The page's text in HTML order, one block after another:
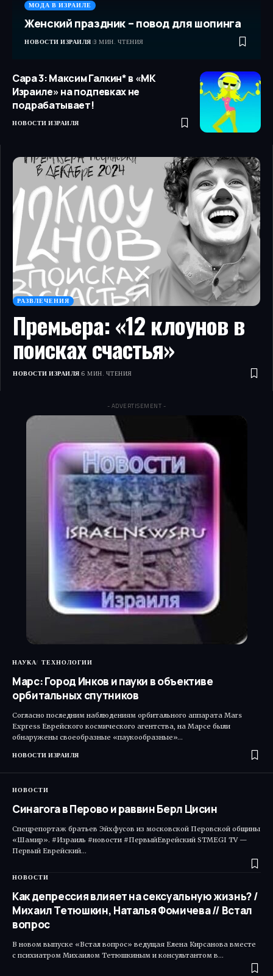
МОДА В ИЗРАИЛЕ
Женский праздник – повод для шопинга
НОВОСТИ ИЗРАИЛЯ 3 МИН. ЧТЕНИЯ
Сара 3: Максим Галкин* в «МК
Израиле» на подпевках не
подрабатывает!
НОВОСТИ ИЗРАИЛЯ
РАЗВЛЕЧЕНИЯ
Премьера: «12 клоунов в
поисках счастья»
НОВОСТИ ИЗРАИЛЯ 6 МИН. ЧТЕНИЯ
- ADVERTISEMENT -
НАУКА ТЕХНОЛОГИИ
Марс: Город Инков и пауки в объективе
орбитальных спутников
Согласно последним наблюдениям орбитального аппарата Mars
Express Еврейского космического агентства, на Марсе были
обнаружены своеобразные «паукообразные»…
НОВОСТИ ИЗРАИЛЯ
НОВОСТИ
Синагога в Перово и раввин Берл Цисин
Спецрепортаж братьев Эйхфусов из московской Перовской общины
«Шамир». #Израиль #новости #ПервыйЕврейский STMEGI TV —
Первый Еврейский…
НОВОСТИ
Как депрессия влияет на сексуальную жизнь? /
Михаил Тетюшкин, Наталья Фомичева // Встал
вопрос
В новом выпуске «Встал вопрос» ведущая Елена Кирсанова вместе
с психиатром Михаилом Тетюшкиным и консультантом в…